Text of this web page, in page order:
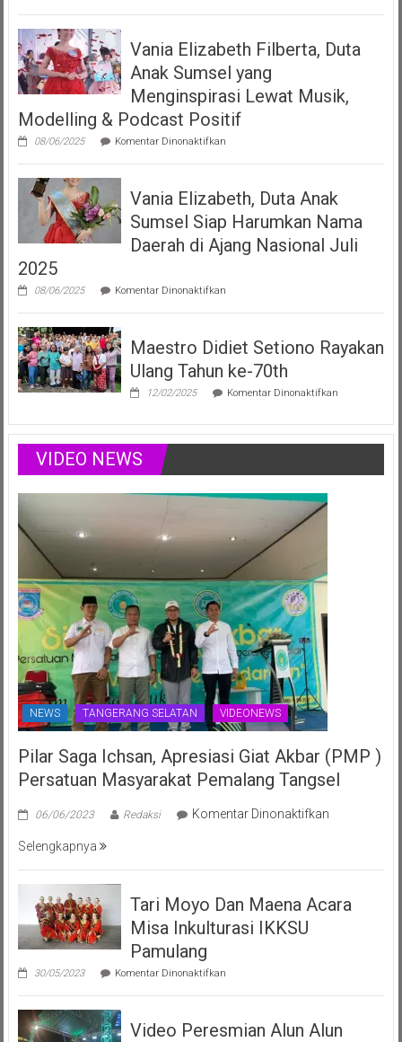
Serahkan
Operasional
Dua
LMK
Produser
Fonogram
Vania Elizabeth Filberta, Duta
Anak Sumsel yang
Menginspirasi Lewat Musik,
Modelling & Podcast Positif
08/06/2025 Komentar Dinonaktifkanpada
Elizabeth
Duta
Sumsel
Menginspirasi
Modelling
Positif
Vania Elizabeth, Duta Anak
Sumsel Siap Harumkan Nama
Daerah di Ajang Nasional Juli
2025
08/06/2025 Komentar Dinonaktifkanpada
Elizabeth,
Anak
Siap
Harumkan
Ajang
Juli
Maestro Didiet Setiono Rayakan
Ulang Tahun ke-70th
12/02/2025 Komentar Dinonaktifkanpada
Setiono
Rayakan
Tahun
VIDEO NEWS
NEWS TANGERANG SELATAN VIDEONEWS
Pilar Saga Ichsan, Apresiasi Giat Akbar (PMP )
Persatuan Masyarakat Pemalang Tangsel
06/06/2023 Redaksi Komentar Dinonaktifkanpada
Ichsan,
Giat
Selengkapnya
Tari Moyo Dan Maena Acara
Misa Inkulturasi IKKSU
Pamulang
30/05/2023 Komentar Dinonaktifkanpada
Moyo
Maena
Video Peresmian Alun Alun